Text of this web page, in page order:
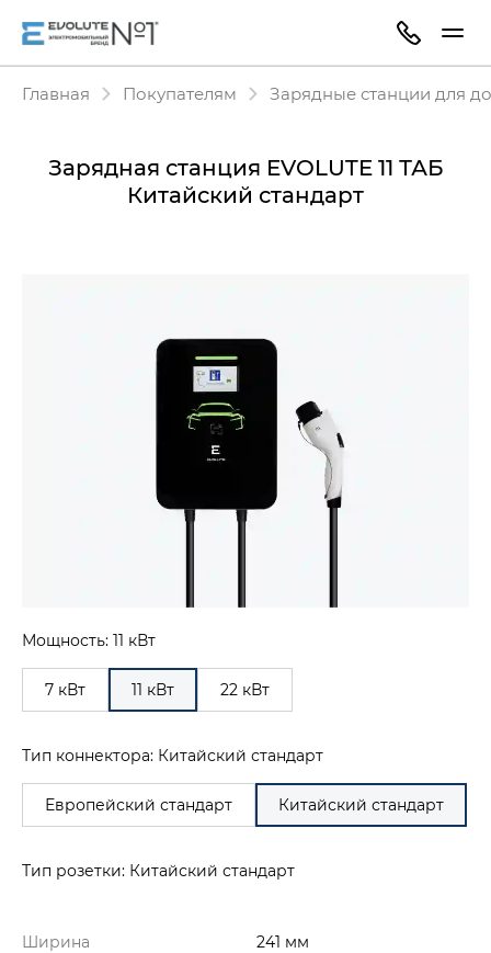
Главная Покупателям Зарядные станции для
Зарядная станция EVOLUTE 11 ТАБ
Китайский стандарт
Мощность: 11 кВт
7 кВт 11 кВт 22 кВт
Тип коннектора: Китайский стандарт
Европейский стандарт Китайский стандарт
Тип розетки: Китайский стандарт
Ширина 241 мм